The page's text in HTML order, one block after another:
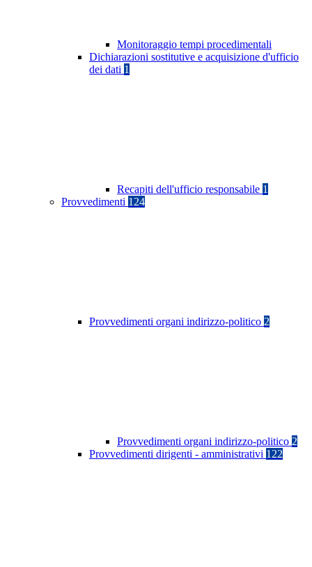
Monitoraggio tempi procedimentali
Dichiarazioni sostitutive e acquisizione d'ufficio
dei dati 1
Recapiti dell'ufficio responsabile 1
Provvedimenti 124
Provvedimenti organi indirizzo-politico 2
Provvedimenti organi indirizzo-politico 2
Provvedimenti dirigenti - amministrativi 122